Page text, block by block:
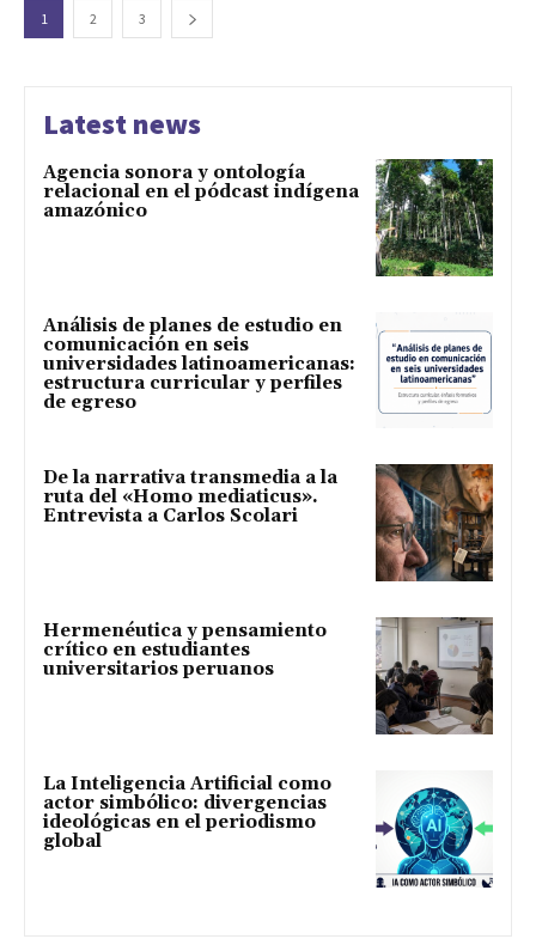
1 2 3
Latest news
Agencia sonora y ontología
relacional en el pódcast indígena
amazónico
Análisis de planes de estudio en
comunicación en seis
universidades latinoamericanas:
estructura curricular y perfiles
de egreso
De la narrativa transmedia a la
ruta del «Homo mediaticus».
Entrevista a Carlos Scolari
Hermenéutica y pensamiento
crítico en estudiantes
universitarios peruanos
La Inteligencia Artificial como
actor simbólico: divergencias
ideológicas en el periodismo
global